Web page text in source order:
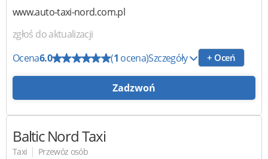
www.auto-taxi-nord.com.pl
zgłoś do aktualizacji
Ocena6.0 (1 ocena)Szczegóły + Oceń
Zadzwoń
Baltic Nord Taxi
Taxi | Przewóz osób